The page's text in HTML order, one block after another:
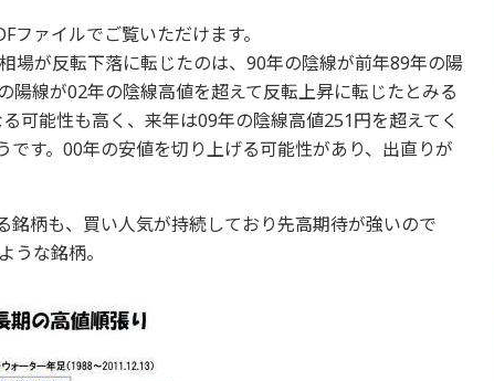
ァイルでご覧いただけます。
場が反転下落に転じたのは、90年の陰線が前年89年の陽
陽線が02年の陰線高値を超えて反転上昇に転じたとみる
可能性も高く、来年は09年の陰線高値251円を超えてく
す。00年の安値を切り上げる可能性があり、出直りが
銘柄も、買い人気が持続しており先高期待が強いので
うな銘柄。